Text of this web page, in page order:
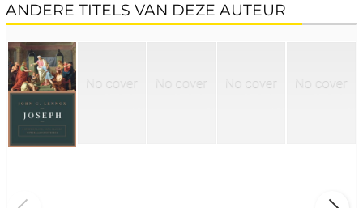
ANDERE TITELS VAN DEZE AUTEUR